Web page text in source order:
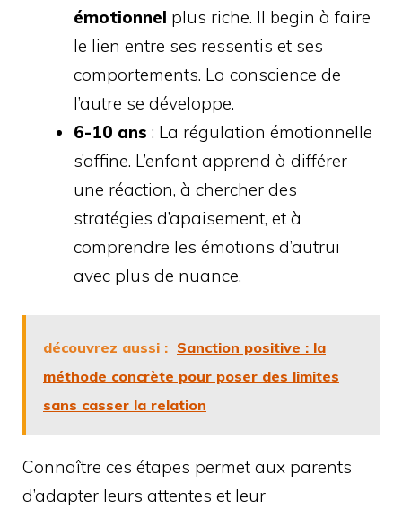
émotionnel plus riche. Il begin à faire
le lien entre ses ressentis et ses
comportements. La conscience de
l’autre se développe.
6-10 ans : La régulation émotionnelle
s’affine. L’enfant apprend à différer
une réaction, à chercher des
stratégies d’apaisement, et à
comprendre les émotions d’autrui
avec plus de nuance.
découvrez aussi : Sanction positive : la
méthode concrète pour poser des limites
sans casser la relation
Connaître ces étapes permet aux parents
d’adapter leurs attentes et leur